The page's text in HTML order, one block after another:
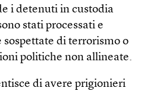
i detenuti in custodia
stati processati e
di terrorismo o
politiche non allineate.
di avere prigionieri